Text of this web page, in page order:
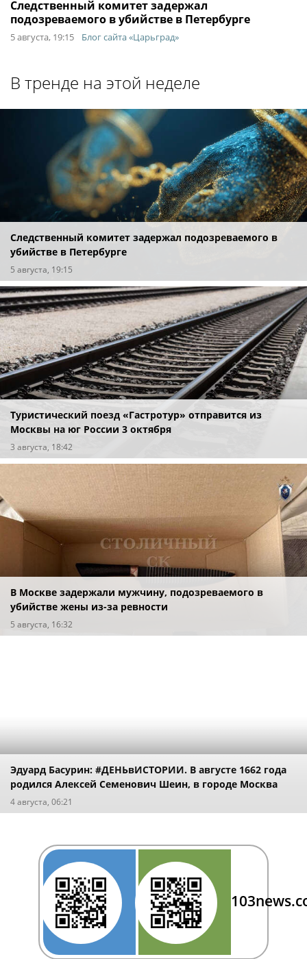
Следственный комитет задержал
подозреваемого в убийстве в Петербурге
5 августа, 19:15 Блог сайта «Царьград»
В тренде на этой неделе
Следственный комитет задержал подозреваемого в
убийстве в Петербурге
5 августа, 19:15
Туристический поезд «Гастротур» отправится из
Москвы на юг России 3 октября
3 августа, 18:42
В Москве задержали мужчину, подозреваемого в
убийстве жены из-за ревности
5 августа, 16:32
Эдуард Басурин: #ДЕНЬвИСТОРИИ. В августе 1662 года
родился Алексей Семенович Шеин, в городе Москва
4 августа, 06:21